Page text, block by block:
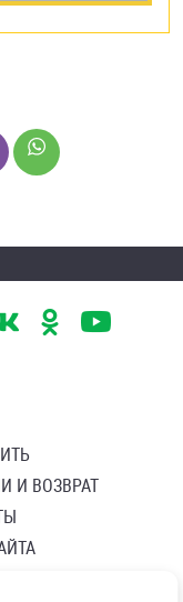
И ВОЗВРАТ
данных